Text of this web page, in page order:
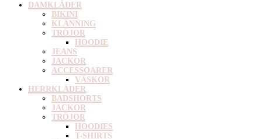
DAMKLÄDER
BIKINI
KLÄNNING
TRÖJOR
HOODIE
JEANS
JACKOR
ACCESSOARER
VÄSKOR
HERRKLÄDER
BADSHORTS
JACKOR
TRÖJOR
HOODIES
T-SHIRTS